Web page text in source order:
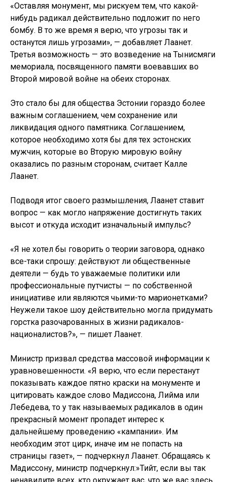
«Оставляя монумент, мы рискуем тем, что какой-
нибудь радикал действительно подложит по него
бомбу. В то же время я верю, что угрозы так и
останутся лишь угрозами», — добавляет Лаанет.
Третья возможность — это возведение на Тынисмяги
мемориала, посвященного памяти воевавших во
Второй мировой войне на обеих сторонах.
Это стало бы для общества Эстонии гораздо более
важным соглашением, чем сохранение или
ликвидация одного памятника. Соглашением,
которое необходимо хотя бы для тех эстонских
мужчин, которые во Вторую мировую войну
оказались по разным сторонам, считает Калле
Лаанет.
Подводя итог своего размышления, Лаанет ставит
вопрос — как могло напряжение достигнуть таких
высот и откуда исходит изначальный импульс?
«Я не хотел бы говорить о теории заговора, однако
все-таки спрошу: действуют ли общественные
деятели — будь то уважаемые политики или
профессиональные путчисты — по собственной
инициативе или являются чьими-то марионетками?
Неужели такое шоу действительно могла придумать
горстка разочарованных в жизни радикалов-
националистов?», — пишет Лаанет.
Министр призвал средства массовой информации к
уравновешенности. «Я верю, что если перестанут
показывать каждое пятно краски на монументе и
цитировать каждое слово Мадиссона, Лийма или
Лебедева, то у так называемых радикалов в один
прекрасный момент пропадет интерес к
дальнейшему проведению «кампании». Им
необходим этот цирк, иначе им не попасть на
страницы газет», — подчеркнул Лаанет. Обращаясь к
Мадиссону, министр подчеркнул:»Тийт, если вы так